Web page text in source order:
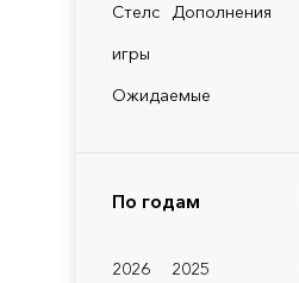
Стелс
игры
Дополнения
Ожидаемые
По годам
2026
2025